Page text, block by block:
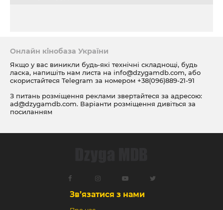
Онлайн кінобаза України
Якщо у вас виникли будь-які технічні складнощі, будь
ласка, напишіть нам листа на info@dzygamdb.com, або
скористайтеся Telegram за номером +38(096)889-21-91
З питань розміщення реклами звертайтеся за адресою:
ad@dzygamdb.com. Варіанти розміщення дивіться за
посиланням
Зв’язатися з нами